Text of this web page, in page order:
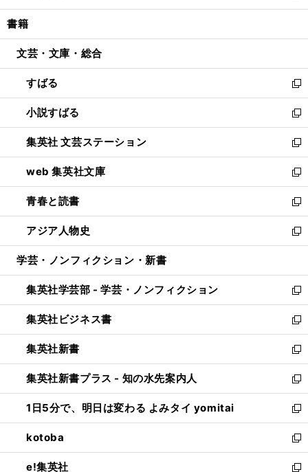
開
ウ
開
ン
ウ
開
く
ウ
ン
ウ
で
開
く
し
ウ
ン
ド
ウ
で
開
く
書籍
文芸・文庫・総合
すばる
新
し
い
ウ
ィ
ン
ド
ウ
で
開
く
小説すばる
新
し
い
ウ
ィ
ン
ド
ウ
で
開
集英社 文芸ステーション
新
し
い
ウ
ィ
ン
ド
ウ
開
く
web 集英社文庫
新
し
い
ウ
ィ
ン
ウ
で
開
く
青春と読書
新
し
い
ウ
ン
ド
ウ
で
開
く
アジア人物史
新
し
ウ
ィ
ン
ド
ウ
で
開
く
学芸・ノンフィクション・新書
集英社学芸部 - 学芸・ノンフィクション
新
し
い
ウ
ィ
ン
ド
ウ
で
開
く
集英社ビジネス書
新
し
い
ウ
ィ
ン
ド
ウ
で
開
く
集英社新書
新
し
い
ウ
ィ
ン
ド
ウ
で
集英社新書プラス - 知の水先案内人
新
し
い
ウ
ィ
ン
ド
1日5分で、明日は変わる よみタイ yomitai
新
し
い
ウ
ィ
kotoba
新
し
い
e!集英社